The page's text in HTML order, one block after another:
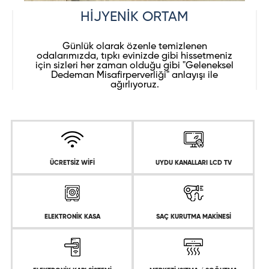
HİJYENİK ORTAM
Günlük olarak özenle temizlenen
odalarımızda, tıpkı evinizde gibi hissetmeniz
için sizleri her zaman olduğu gibi "Geleneksel
Dedeman Misafirperverliği" anlayışı ile
ağırlıyoruz.
ÜCRETSİZ WİFİ UYDU KANALLARI LCD TV
ELEKTRONİK KASA SAÇ KURUTMA MAKİNESİ